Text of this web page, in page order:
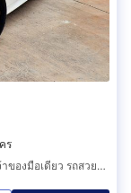
ร
Toyota Vellfire 2.5ZG Edition (Radar) ปี ค.ศ.2017 เจ้าของมือเดียว รถสวยซอกเดิม ราคาถูกที่สุดในตลาด จัดไฟแนนซ์ได้ รับเทริน์ครับ